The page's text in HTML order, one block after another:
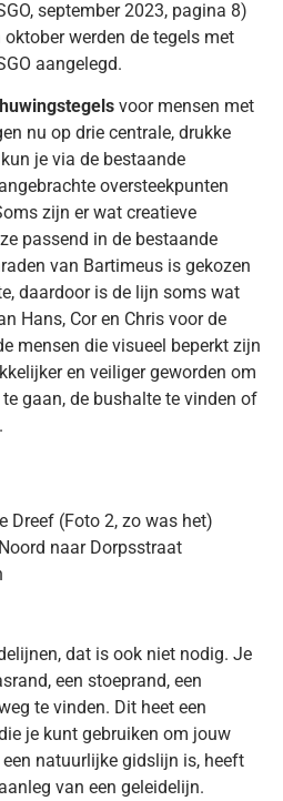
september 2023, pagina 8)
werden de tegels met
aangelegd.
voor mensen met
nu op drie centrale, drukke
je via de bestaande
oversteekpunten
zijn er wat creatieve
passend in de bestaande
van Bartimeus is gekozen
daardoor is de lijn soms wat
Hans, Cor en Chris voor de
mensen die visueel beperkt zijn
en veiliger geworden om
gaan, de bushalte te vinden of
Dreef (Foto 2, zo was het)
naar Dorpsstraat
dat is ook niet nodig. Je
een stoeprand, een
te vinden. Dit heet een
je kunt gebruiken om jouw
natuurlijke gidslijn is, heeft
van een geleidelijn.